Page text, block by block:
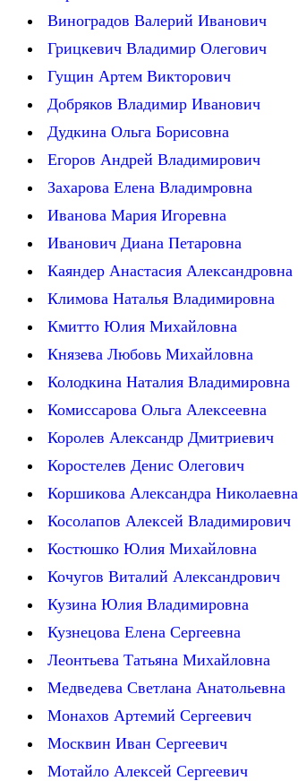
Виноградов Валерий Иванович
Грицкевич Владимир Олегович
Гущин Артем Викторович
Добряков Владимир Иванович
Дудкина Ольга Борисовна
Егоров Андрей Владимирович
Захарова Елена Владимровна
Иванова Мария Игоревна
Иванович Диана Петаровна
Каяндер Анастасия Александровна
Климова Наталья Владимировна
Кмитто Юлия Михайловна
Князева Любовь Михайловна
Колодкина Наталия Владимировна
Комиссарова Ольга Алексеевна
Королев Александр Дмитриевич
Коростелев Денис Олегович
Коршикова Александра Николаевна
Косолапов Алексей Владимирович
Костюшко Юлия Михайловна
Кочугов Виталий Александрович
Кузина Юлия Владимировна
Кузнецова Елена Сергеевна
Леонтьева Татьяна Михайловна
Медведева Светлана Анатольевна
Монахов Артемий Сергеевич
Москвин Иван Сергеевич
Мотайло Алексей Сергеевич